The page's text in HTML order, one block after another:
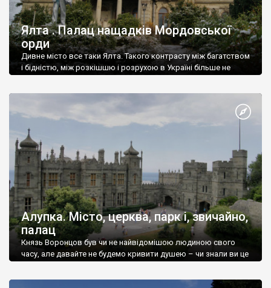
Ялта . Палац нащадків Мордовської
орди
Дивне місто все таки Ялта. Такого контрасту між багатством
і бідністю, між розкішшю і розрухою в Україні більше не
Алупка. Місто, церква, парк і, звичайно,
палац
Князь Воронцов був чи не найвідомішою людиною свого
часу, але давайте не будемо кривити душею – чи знали ви це